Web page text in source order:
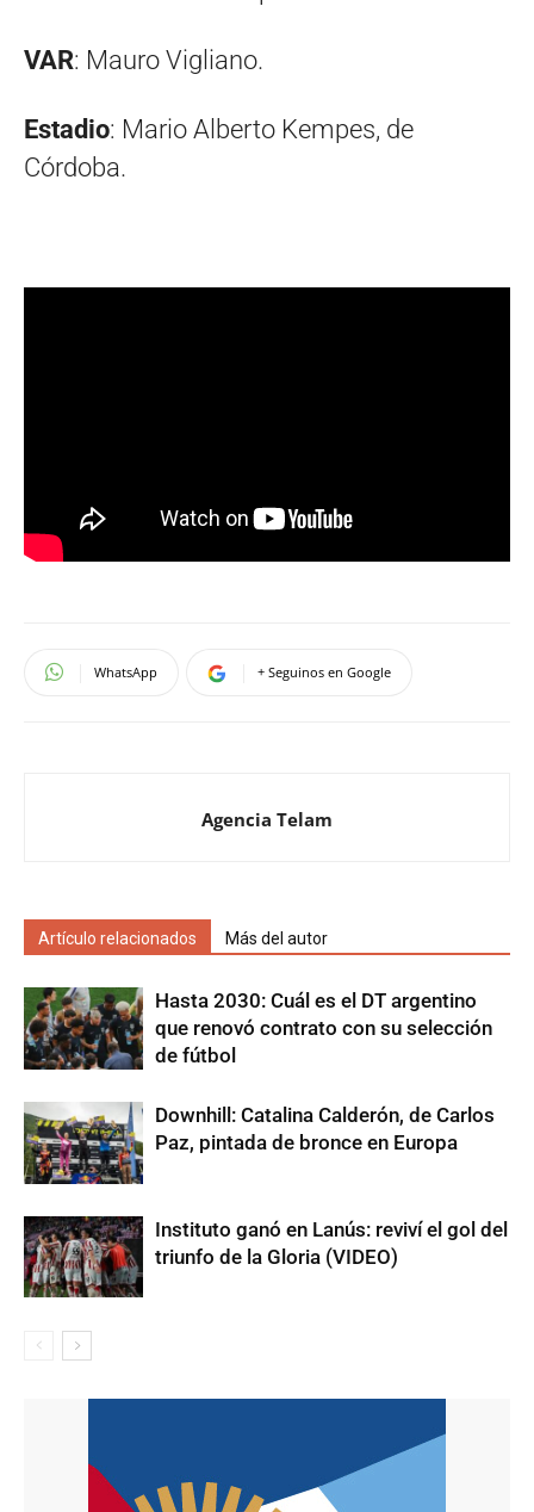
VAR: Mauro Vigliano.
Estadio: Mario Alberto Kempes, de
Córdoba.
WhatsApp + Seguinos en Google
Agencia Telam
Artículo relacionados Más del autor
Hasta 2030: Cuál es el DT argentino
que renovó contrato con su selección
de fútbol
Downhill: Catalina Calderón, de Carlos
Paz, pintada de bronce en Europa
Instituto ganó en Lanús: reviví el gol del
triunfo de la Gloria (VIDEO)